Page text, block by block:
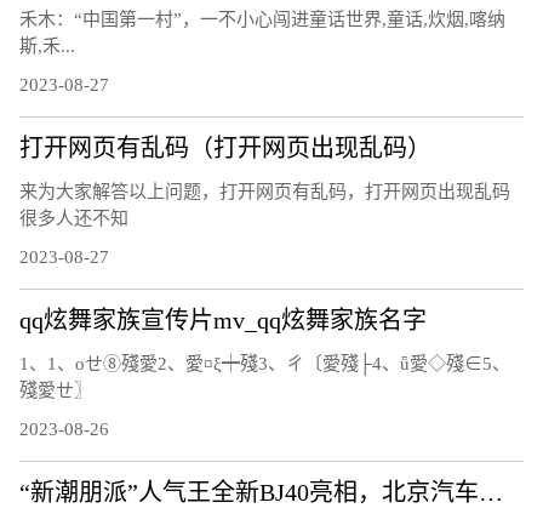
禾木：“中国第一村”，一不小心闯进童话世界,童话,炊烟,喀纳
斯,禾...
2023-08-27
打开网页有乱码（打开网页出现乱码）
来为大家解答以上问题，打开网页有乱码，打开网页出现乱码
很多人还不知
2023-08-27
qq炫舞家族宣传片mv_qq炫舞家族名字
1、1、οせ⑧殘愛2、愛¤ξ┿殘3、ㄔ〔愛殘├4、ǖ愛◇殘∈5、
殘愛ㄝ〗
2023-08-26
“新潮朋派”人气王全新BJ40亮相，北京汽车开启全面焕新的第二篇章